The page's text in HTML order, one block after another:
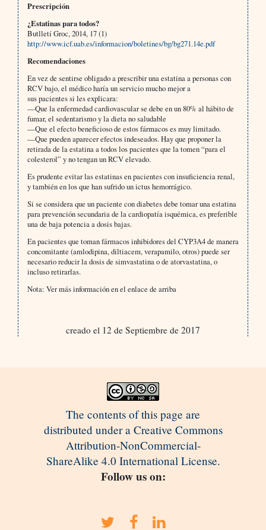
Prescripción
¿Estatinas para todos?
Butlletí Groc, 2014, 17 (1)
http://www.icf.uab.es/informacion/boletines/bg/bg271.14e.pdf
Recomendaciones
En vez de sentirse obligado a prescribir una estatina a personas con
RCV bajo, el médico haría un servicio mucho mejor a
sus pacientes si les explicara:
—Que la enfermedad cardiovascular se debe en un 80% al hábito de
fumar, el sedentarismo y la dieta no saludable
—Que el efecto beneficioso de estos fármacos es muy limitado.
—Que pueden aparecer efectos indeseados. Hay que proponer la
retirada de la estatina a todos los pacientes que la tomen “para el
colesterol” y no tengan un RCV elevado.
Es prudente evitar las estatinas en pacientes con insuficiencia renal,
y también en los que han sufrido un ictus hemorrágico.
Si se considera que un paciente con diabetes debe tomar una estatina
para prevención secundaria de la cardiopatía isquémica, es preferible
una de baja potencia a dosis bajas.
En pacientes que toman fármacos inhibidores del CYP3A4 de manera
concomitante (amlodipina, diltiacem, verapamilo, otros) puede ser
necesario reducir la dosis de simvastatina o de atorvastatina, o
incluso retirarlas.
Nota: Ver más información en el enlace de arriba
creado el 12 de Septiembre de 2017
The contents of this page are
distributed under a Creative Commons
Attribution-NonCommercial-
ShareAlike 4.0 International License.
Follow us on: